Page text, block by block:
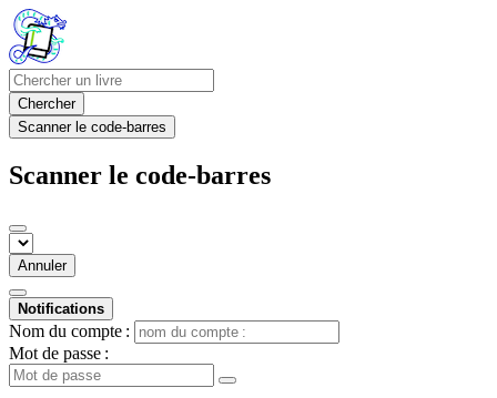
Chercher
Scanner le code-barres
Scanner le code-barres
Annuler
Notifications
Nom du compte :
Mot de passe :